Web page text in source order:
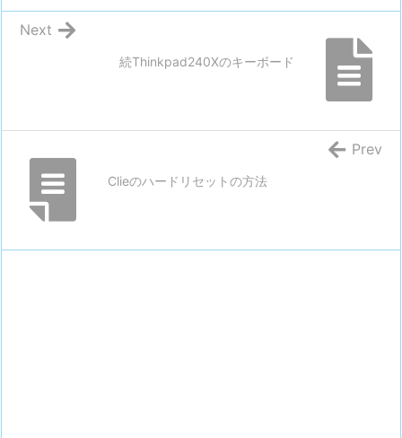
続Thinkpad240Xのキーボード
Next
Clieのハードリセットの方法
Prev